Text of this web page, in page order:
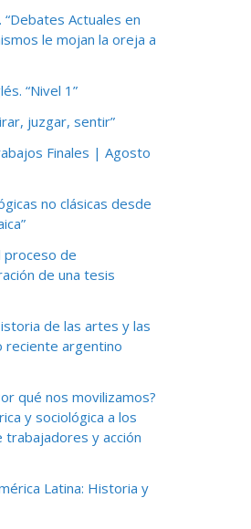
Actuales en
le mojan la oreja a
“Nivel 1”
juzgar, sentir”
Finales | Agosto
no clásicas desde
proceso de
de una tesis
de las artes y las
reciente argentino
qué nos movilizamos?
y sociológica a los
y acción
Latina: Historia y